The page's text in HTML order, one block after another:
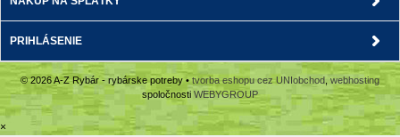
PRIHLÁSENIE
© 2026 A-Z Rybár - rybárske potreby • tvorba eshopu cez UNIobchod webhosting
spoločnosti WEBYGROUP
×